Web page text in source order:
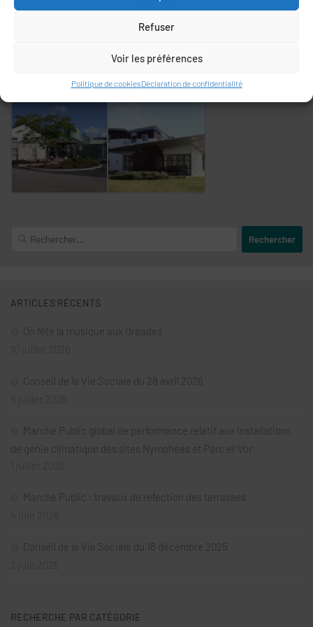
Refuser
Voir les préférences
Politique de cookiesDéclaration de confidentialité
Ces structures à taille humaine donnent la part belle à l’animation
et sont concentrées sur le projet de vie des personnes
Rechercher :
ARTICLES RÉCENTS
On fête la musique aux Oréades
Conseil de la Vie Sociale du 28 avril 2026
Marché Public global de performance relatif aux installations
de génie climatique des sites Nymphéas et Parc er Vor
Marché Public : travaux de réfection des terrasses
Conseil de la Vie Sociale du 18 décembre 2025
RECHERCHE PAR CATÉGORIE